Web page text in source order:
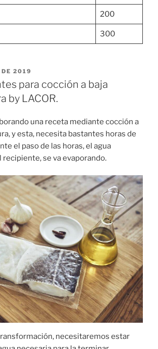
200
300
DE 2019
para cocción a baja
by LACOR.
una receta mediante cocción a
y esta, necesita bastantes horas de
el paso de las horas, el agua
recipiente, se va evaporando.
necesitaremos estar